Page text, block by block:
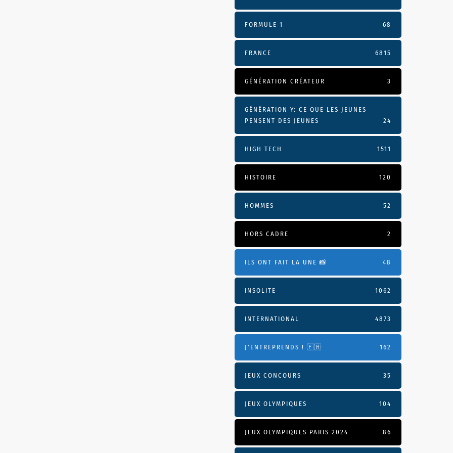
FORMULE 1 68
FRANCE 6815
GÉNÉRATION CRÉATEUR 3
GÉNÉRATION Y: CE QUE LES JEUNES
PENSENT DES JEUNES
24
HIGH TECH 1511
HISTOIRE 120
HOMMES 52
HORS CADRE 2
ILS ONT FAIT LA UNE 📸 48
INSOLITE 1062
INTERNATIONAL 4873
J'ENTREPRENDS ! 🇫🇷 162
JEUX CONCOURS 35
JEUX OLYMPIQUES 104
JEUX OLYMPIQUES PARIS 2024 86